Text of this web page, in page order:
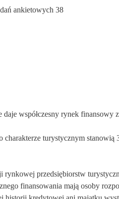
ankietowych 38
współczesny rynek finansowy
turystycznym stanowią
rynkowej przedsiębiorstw
finansowania mają osoby